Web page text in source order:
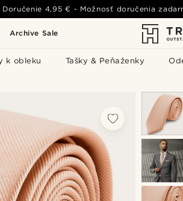
Archive Sale
k obleku Tašky & Peňaženky
Doručenie 4,95 € - Možnosť doručenia